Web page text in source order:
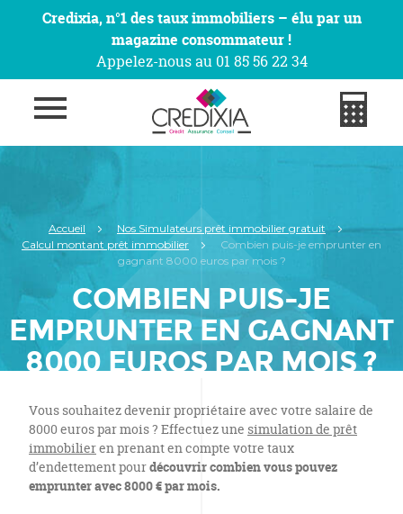
Credixia, n°1 des taux immobiliers – élu par un
magazine consommateur !
Appelez-nous au 01 85 56 22 34
Accueil
Nos Simulateurs prêt immobilier gratuit
Calcul montant prêt immobilier
Combien puis-je emprunter en
gagnant 8000 euros par mois ?
COMBIEN PUIS-JE
EMPRUNTER EN GAGNANT
8000 EUROS PAR MOIS ?
Vous souhaitez devenir propriétaire avec votre salaire de
8000 euros par mois ? Effectuez une simulation de prêt
immobilieren prenant en compte votre taux
d’endettement pourdécouvrir combien vous pouvez
emprunter avec 8000 €par mois.